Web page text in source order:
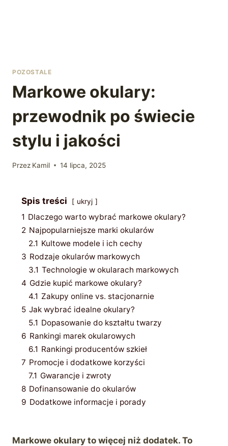
POZOSTALE
Markowe okulary:
przewodnik po świecie
stylu i jakości
Przez Kamil 14 lipca, 2025
Spis treści ukryj
1 Dlaczego warto wybrać markowe okulary?
2 Najpopularniejsze marki okularów
2.1 Kultowe modele i ich cechy
3 Rodzaje okularów markowych
3.1 Technologie w okularach markowych
4 Gdzie kupić markowe okulary?
4.1 Zakupy online vs. stacjonarnie
5 Jak wybrać idealne okulary?
5.1 Dopasowanie do kształtu twarzy
6 Rankingi marek okularowych
6.1 Rankingi producentów szkieł
7 Promocje i dodatkowe korzyści
7.1 Gwarancje i zwroty
8 Dofinansowanie do okularów
9 Dodatkowe informacje i porady
Markowe okulary to więcej niż dodatek. To